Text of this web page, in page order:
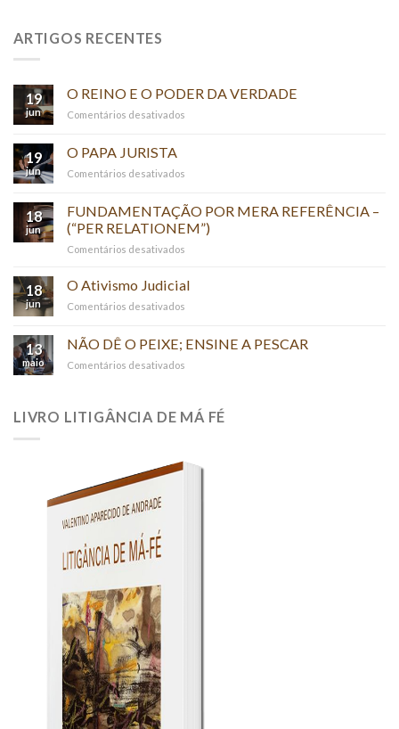
ARTIGOS RECENTES
19
jun
O REINO E O PODER DA VERDADE
Comentários desativados
DA
VERDADE
19
jun
O PAPA JURISTA
Comentários desativados
PAPA
JURISTA
18
jun
FUNDAMENTAÇÃO POR MERA REFERÊNCIA –
(“PER RELATIONEM”)
Comentários desativados
POR
(“PER
18
jun
O Ativismo Judicial
Comentários desativados
Ativismo
Judicial
13
maio
NÃO DÊ O PEIXE; ENSINE A PESCAR
Comentários desativados
O
A
LIVRO LITIGÂNCIA DE MÁ FÉ